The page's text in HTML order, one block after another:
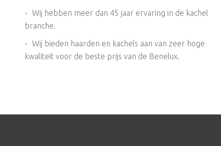
Wij hebben meer dan 45 jaar ervaring in de kachel
branche.
Wij bieden haarden en kachels aan van zeer hoge
kwaliteit voor de beste prijs van de Benelux.